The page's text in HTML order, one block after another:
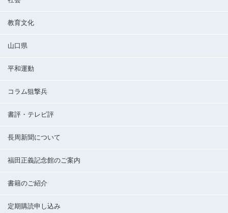
教育文化
山口県
平和運動
コラム狙撃兵
書評・テレビ評
長周新聞について
福田正義記念館のご案内
書籍のご紹介
定期購読申し込み